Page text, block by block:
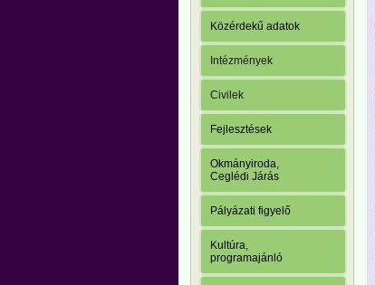
Közérdekű adatok
Intézmények
Civilek
Fejlesztések
Okmányiroda,
Ceglédi Járás
Pályázati figyelő
Kultúra,
programajánló